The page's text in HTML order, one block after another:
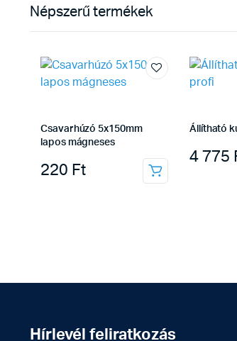
Népszerű termékek
Csavarhúzó 5x150mm
lapos mágneses
220 Ft
Állítható
4 775
Hírlevél feliratkozás